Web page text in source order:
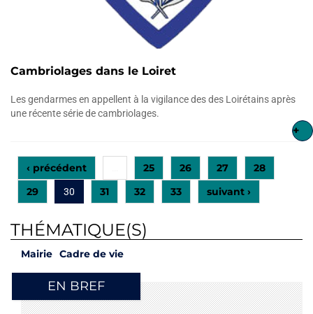
Cambriolages dans le Loiret
Les gendarmes en appellent à la vigilance des des Loirétains après
une récente série de cambriolages.
+
‹ précédent 25 26 27
28
29
30 31 32 33 suivant ›
THÉMATIQUE(S)
Mairie Cadre de vie
EN BREF